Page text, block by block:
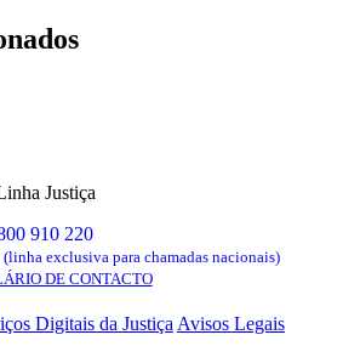
Justiça
910 220
exclusiva para chamadas nacionais)
DE CONTACTO
Digitais da Justiça Avisos Legais